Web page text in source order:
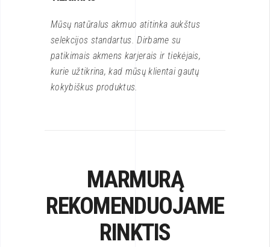
Mūsų natūralus akmuo atitinka aukštus
selekcijos standartus. Dirbame su
patikimais akmens karjerais ir tiekėjais,
kurie užtikrina, kad mūsų klientai gautų
kokybiškus produktus.
MARMURĄ
REKOMENDUOJAME
RINKTIS